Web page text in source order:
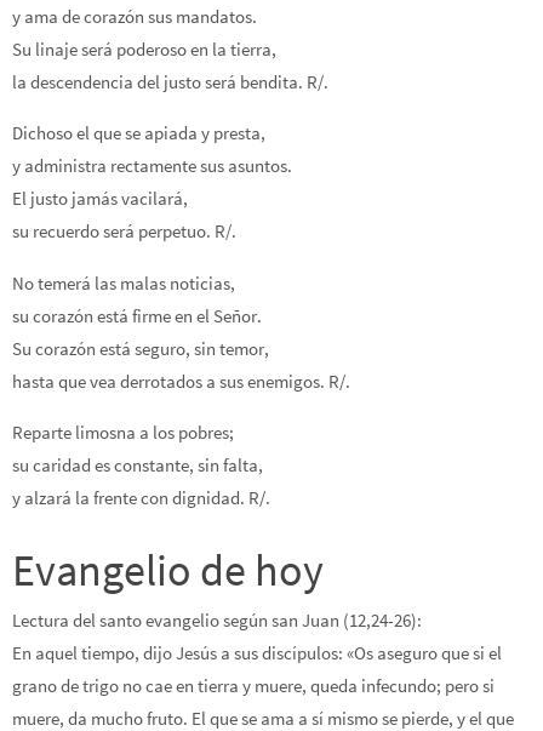
y ama de corazón sus mandatos.
Su linaje será poderoso en la tierra,
la descendencia del justo será bendita. R/.
Dichoso el que se apiada y presta,
y administra rectamente sus asuntos.
El justo jamás vacilará,
su recuerdo será perpetuo. R/.
No temerá las malas noticias,
su corazón está firme en el Señor.
Su corazón está seguro, sin temor,
hasta que vea derrotados a sus enemigos. R/.
Reparte limosna a los pobres;
su caridad es constante, sin falta,
y alzará la frente con dignidad. R/.
Evangelio de hoy
Lectura del santo evangelio según san Juan (12,24-26):
En aquel tiempo, dijo Jesús a sus discípulos: «Os aseguro que si el
grano de trigo no cae en tierra y muere, queda infecundo; pero si
muere, da mucho fruto. El que se ama a sí mismo se pierde, y el que